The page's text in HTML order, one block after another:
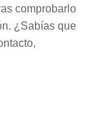
comprobarlo
¿Sabías que